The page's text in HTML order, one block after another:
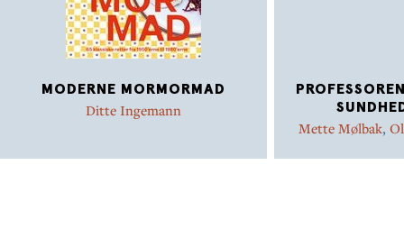
MODERNE MORMORMAD
Ditte Ingemann
Mette Mølbak,